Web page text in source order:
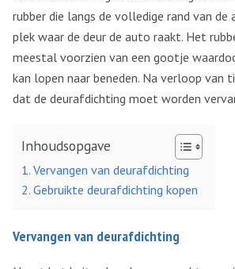
rubber die langs de volledige rand van
plek waar de deur de auto raakt. Het
meestal voorzien van een gootje
kan lopen naar beneden. Na verloop van
dat de deurafdichting moet worden
Inhoudsopgave
Vervangen van deurafdichting
Gebruikte deurafdichting kopen
Vervangen van deurafdichting